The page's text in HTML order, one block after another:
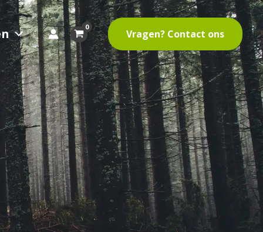
Vragen? Contact ons